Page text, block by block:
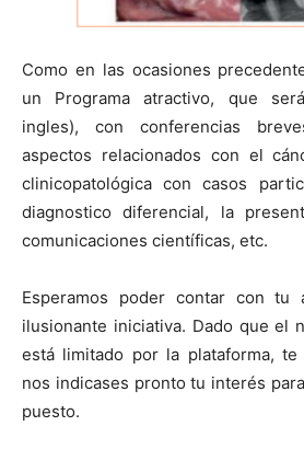
Como en las ocasiones
un Programa atractivo, que
ingles), con conferencias
aspectos relacionados con el
clinicopatológica con casos
diagnostico diferencial, la
comunicaciones científicas, etc.
Esperamos poder contar con tu
ilusionante iniciativa. Dado que el
está limitado por la plataforma, te
nos indicases pronto tu interés
puesto.